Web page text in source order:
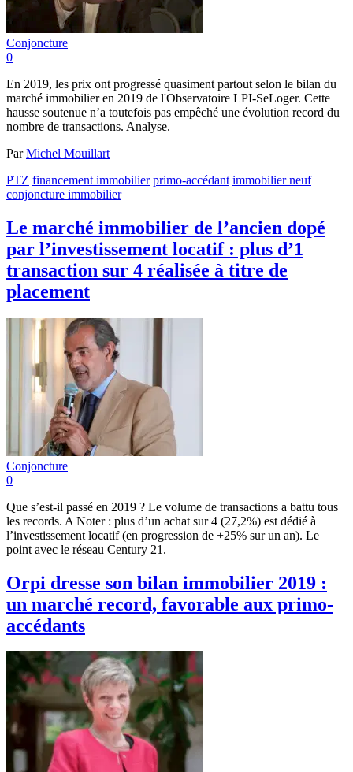
Conjoncture
0
En 2019, les prix ont progressé quasiment partout selon le bilan du
marché immobilier en 2019 de l'Observatoire LPI-SeLoger. Cette
hausse soutenue n’a toutefois pas empêché une évolution record du
nombre de transactions. Analyse.
ParMichel Mouillart
PTZ financement immobilier primo-accédant immobilier neuf
conjoncture immobilier
Le marché immobilier de l’ancien dopé
par l’investissement locatif : plus d’1
transaction sur 4 réalisée à titre de
placement
Conjoncture
0
Que s’est-il passé en 2019 ? Le volume de transactions a battu tous
les records. A Noter : plus d’un achat sur 4 (27,2%) est dédié à
l’investissement locatif (en progression de +25% sur un an). Le
point avec le réseau Century 21.
Orpi dresse son bilan immobilier 2019 :
un marché record, favorable aux primo-
accédants